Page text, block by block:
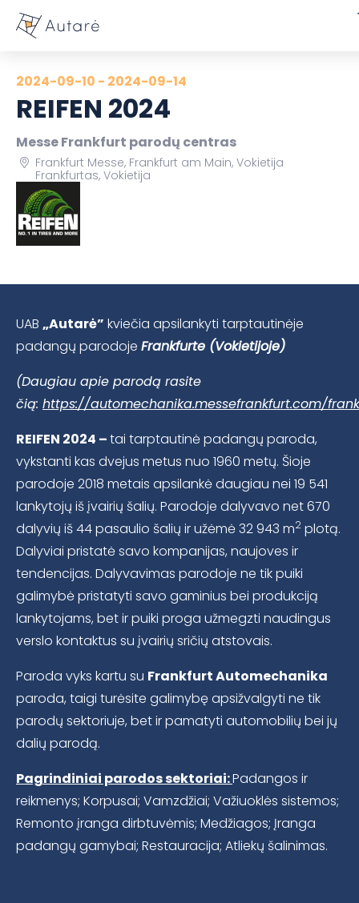
2024-09-10 - 2024-09-14
REIFEN 2024
Messe Frankfurt parodų centras
Frankfurt Messe, Frankfurt am Main, Vokietija
Frankfurtas, Vokietija
UAB „Autarė” kviečia apsilankyti tarptautinėje
padangų parodoje Frankfurte (Vokietijoje)
(Daugiau apie parodą rasite
čią: https://automechanika.messefrankfurt.com/
REIFEN 2024 –tai tarptautinė padangų paroda,
vykstanti kas dvejus metus nuo 1960 metų. Šioje
parodoje 2018 metais apsilankė daugiau nei 19 541
lankytojų iš įvairių šalių. Parodoje dalyvavo net 670
dalyvių iš 44 pasaulio šalių ir užėmė 32 943 m2 plotą.
Dalyviai pristatė savo kompanijas, naujoves ir
tendencijas. Dalyvavimas parodoje ne tik puiki
galimybė pristatyti savo gaminius bei produkciją
lankytojams, bet ir puiki proga užmegzti naudingus
verslo kontaktus su įvairių sričių atstovais.
Paroda vyks kartu su Frankfurt Automechanika
paroda, taigi turėsite galimybę apsižvalgyti ne tik
parodų sektoriuje, bet ir pamatyti automobilių bei jų
dalių parodą.
Pagrindiniai parodos sektoriai:Padangos ir
reikmenys; Korpusai; Vamzdžiai; Važiuoklės sistemos;
Remonto įranga dirbtuvėmis; Medžiagos; Įranga
padangų gamybai; Restauracija; Atliekų šalinimas.